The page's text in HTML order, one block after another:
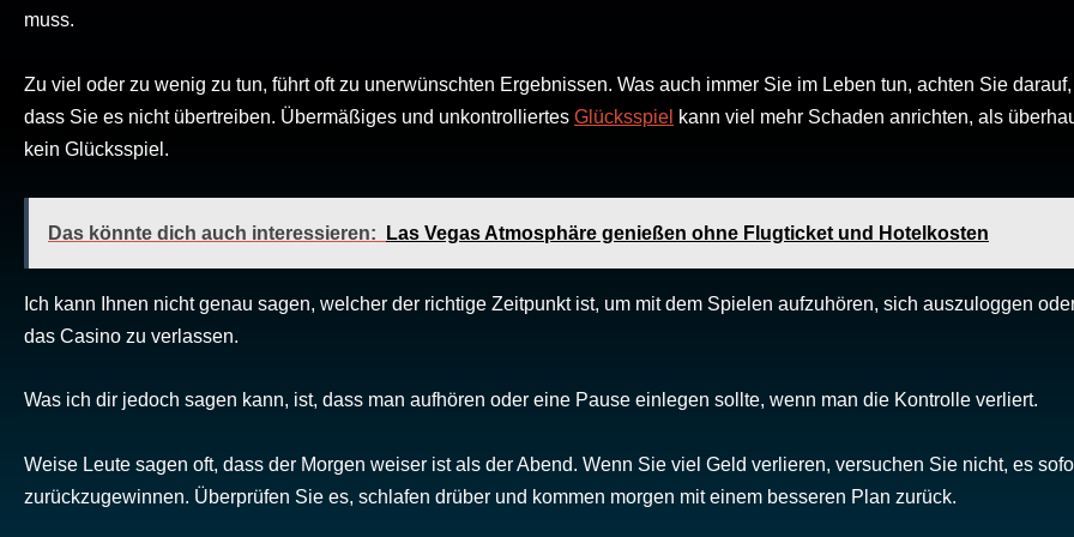
muss.
Zu viel oder zu wenig zu tun, führt oft zu unerwünschten Ergebnissen. Was auch immer Sie im Leben tun, achten Sie darauf,
dass Sie es nicht übertreiben. Übermäßiges und unkontrolliertes Glücksspiel kann viel mehr Schaden anrichten, als
kein Glücksspiel.
Das könnte dich auch interessieren: Las Vegas Atmosphäre genießen ohne Flugticket und Hotelkosten
Ich kann Ihnen nicht genau sagen, welcher der richtige Zeitpunkt ist, um mit dem Spielen aufzuhören, sich auszuloggen
das Casino zu verlassen.
Was ich dir jedoch sagen kann, ist, dass man aufhören oder eine Pause einlegen sollte, wenn man die Kontrolle verliert.
Weise Leute sagen oft, dass der Morgen weiser ist als der Abend. Wenn Sie viel Geld verlieren, versuchen Sie nicht, es
zurückzugewinnen. Überprüfen Sie es, schlafen drüber und kommen morgen mit einem besseren Plan zurück.